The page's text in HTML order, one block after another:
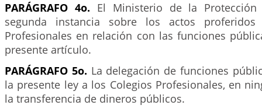
PARÁGRAFO 4o. El Ministerio de la Protección
segunda instancia sobre los actos
Profesionales en relación con las funciones
presente artículo.
PARÁGRAFO 5o. La delegación de funciones
la presente ley a los Colegios Profesionales, en
la transferencia de dineros públicos.